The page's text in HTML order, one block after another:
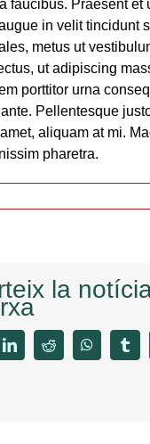
faucibus. Praesent et
in velit tincidunt
metus ut
ut adipiscing
porttitor urna
Pellentesque
aliquam at mi.
pharetra.
la
linkedinreddit whatsapp